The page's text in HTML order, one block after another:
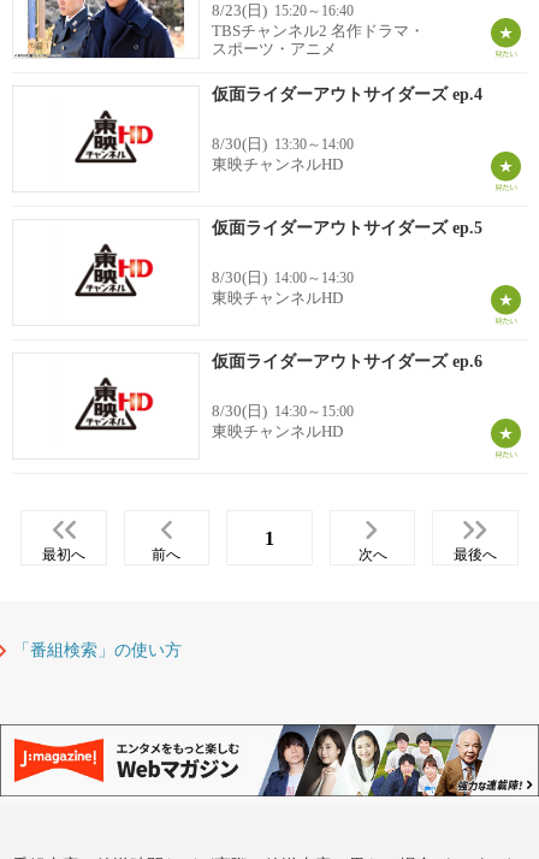
8/23(日) 15:20～16:40
TBSチャンネル2 名作ドラマ・
スポーツ・アニメ
仮面ライダーアウトサイダーズ ep.4
8/30(日) 13:30～14:00
東映チャンネルHD
仮面ライダーアウトサイダーズ ep.5
8/30(日) 14:00～14:30
東映チャンネルHD
仮面ライダーアウトサイダーズ ep.6
8/30(日) 14:30～15:00
東映チャンネルHD
最初へ 前へ
1
次へ 最後へ
「番組検索」の使い方